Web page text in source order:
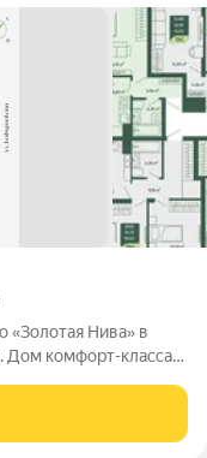
Нива» в
Дом комфорт-класса
в окружении